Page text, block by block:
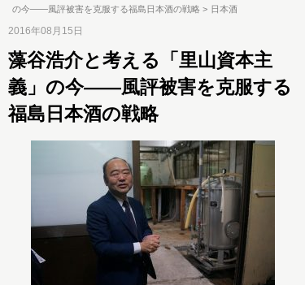
の今――風評被害を克服する福島日本酒の戦略
日本酒
2016年08月15日
藻谷浩介と考える「里山資本主
義」の今――風評被害を克服する
福島日本酒の戦略